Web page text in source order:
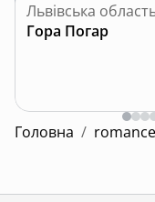
Львівська
Гора Погар
Головна /